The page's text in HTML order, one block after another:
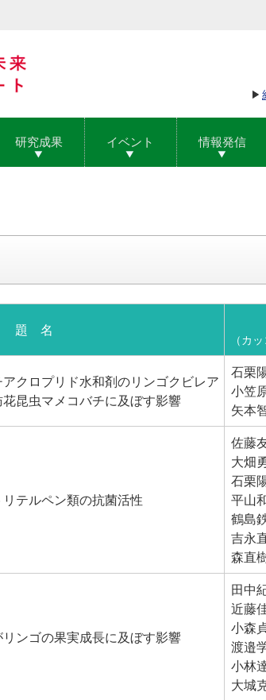
研究成果 イベント 情報発信
題 名
（カ
クロプリド水和剤のリンゴクビレア
昆虫マメコバチに及ぼす影響
石栗
小笠
矢本
テルペン類の抗菌活性
佐藤
大畑
石栗
平山
鶴島
吉永
森直
ンゴの果実成長に及ぼす影響
田中
近藤
小森
渡邉
小林
大城